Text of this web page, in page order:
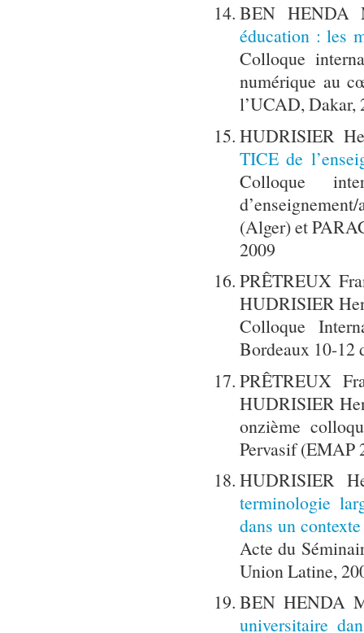
BEN HENDA
éducation : les
Colloque
numérique au
l’UCAD, Dakar,
HUDRISIER
TICE de
Colloque
(Alger) et
2009
PRÊTREUX
HUDRISIER
Colloque
Bordeaux 10-12
PRÊTREUX
HUDRISIER
onzième
Pervasif (EMAP
HUDRISIER
terminologie
dans un
Acte du
Union Latine,
BEN HENDA
universitaire